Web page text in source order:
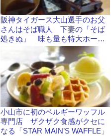
阪神タイガース大山選手のお父
さんはそば職人 下妻の「そば
処きぬ」 味も量も特大ホーム
ラン級、価格は良心的
小山市に初のベルギーワッフル
専門店 ザクザク食感がクセに
なる「STAR MAIN’S WAFFLE」